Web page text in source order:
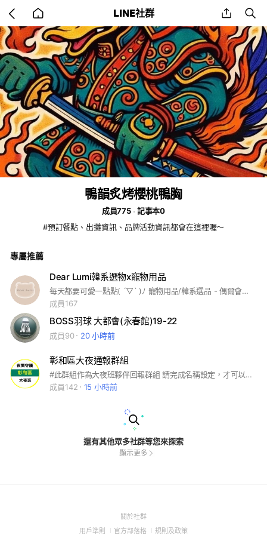
back
to
home
LINE社群 share
鴨韻炙烤櫻桃鴨胸
成員775
記事本0
#預訂餐點、出攤資訊、品牌活動資訊都會在這裡喔～
專屬推薦
Dear Lumi韓系選物x寵物用品
每天都要可愛一點點( ´▽` )ﾉ 寵物用品/韓系選品 - 偶爾會有兒童選品👶🏻🐱 私訊下單✨
成員167
BOSS羽球 大都會(永春館)19-22
成員90 20 小時前
彰和區大夜通報群組
#此群組作為大夜班夥伴回報群組 請完成名稱設定，才可以認識大家喔 例如：門市+姓名👉 你好門市周杰綸
成員142
15 小時前
還有其他眾多社群等您來探索
顯示更多
關於社群(Open
用戶準則 (Open
官方部落格 (Open
規則及政策(Open